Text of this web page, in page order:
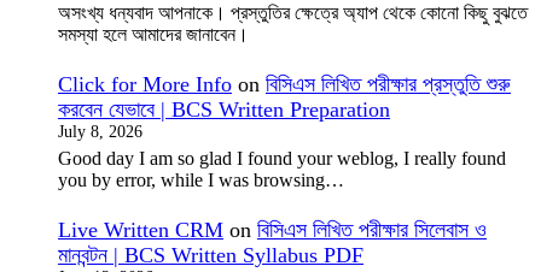
অসংখ্য ধন্যবাদ আপনাকে। প্রস্তুতির ক্ষেত্রে অ্যাপ থেকে কোনো কিছু বুঝতে
সমস্যা হলে আমাদের জানাবেন।
Click for More Info on বিসিএস লিখিত পরীক্ষার প্রস্তুতি শুরু
করবেন যেভাবে | BCS Written Preparation
July 8, 2026
Good day I am so glad I found your weblog, I really found
you by error, while I was browsing…
Live Written CRM on বিসিএস লিখিত পরীক্ষার সিলেবাস ও
মানবন্টন | BCS Written Syllabus PDF